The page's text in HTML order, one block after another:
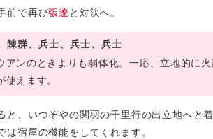
前で再び張遼 と対決へ。
陳群、兵士、兵士、兵士
アンのときよりも弱体化。一応、立地的に
使えます。
と、いつぞやの関羽の千里行の出立地へと
は宿屋の機能をしてくれます。